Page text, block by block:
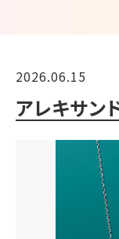
2026.06.15
アレキサン